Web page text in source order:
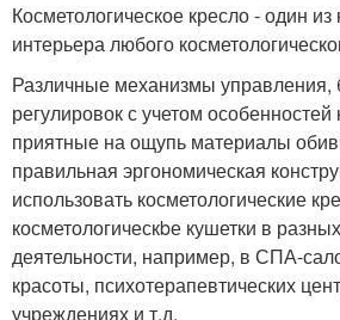
Косметологическое кресло - один
интерьера любого
Различные механизмы
регулировок с учетом особенностей
приятные на ощупь материалы
правильная эргономическая
использовать косметологические
косметологическbе кушетки в
деятельности, например, в СПА-
красоты, психотерапевтических
учреждениях и т.д.